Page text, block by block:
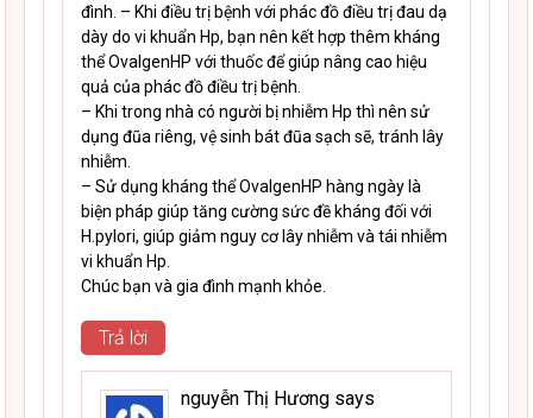
đình. – Khi điều trị bệnh với phác đồ điều trị đau dạ
dày do vi khuẩn Hp, bạn nên kết hợp thêm kháng
thể OvalgenHP với thuốc để giúp nâng cao hiệu
quả của phác đồ điều trị bệnh.
– Khi trong nhà có người bị nhiễm Hp thì nên sử
dụng đũa riêng, vệ sinh bát đũa sạch sẽ, tránh lây
nhiễm.
– Sử dụng kháng thể OvalgenHP hàng ngày là
biện pháp giúp tăng cường sức đề kháng đối với
H.pylori, giúp giảm nguy cơ lây nhiễm và tái nhiễm
vi khuẩn Hp.
Chúc bạn và gia đình mạnh khỏe.
Trả lời
nguyễn Thị Hương says